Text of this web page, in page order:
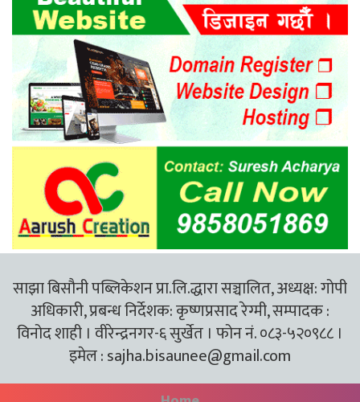
साझा बिसौनी पब्लिकेशन प्रा.लि.द्धारा सञ्चालित, अध्यक्ष: गोपी
अधिकारी, प्रबन्ध निर्देशक: कृष्णप्रसाद रेग्मी, सम्पादक :
विनोद शाही । वीरेन्द्रनगर-६ सुर्खेत । फोन नं. ०८३-५२०९८८ ।
इमेल :sajha.bisaunee@gmail.com